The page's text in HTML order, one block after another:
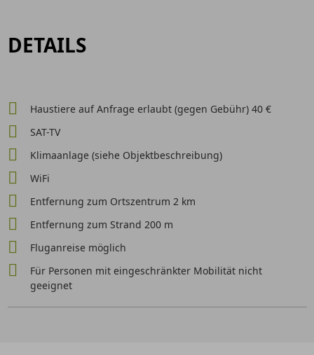
DETAILS
Haustiere auf Anfrage erlaubt (gegen Gebühr) 40 €
SAT-TV
Klimaanlage (siehe Objektbeschreibung)
WiFi
Entfernung zum Ortszentrum 2 km
Entfernung zum Strand 200 m
Fluganreise möglich
Für Personen mit eingeschränkter Mobilität nicht
geeignet